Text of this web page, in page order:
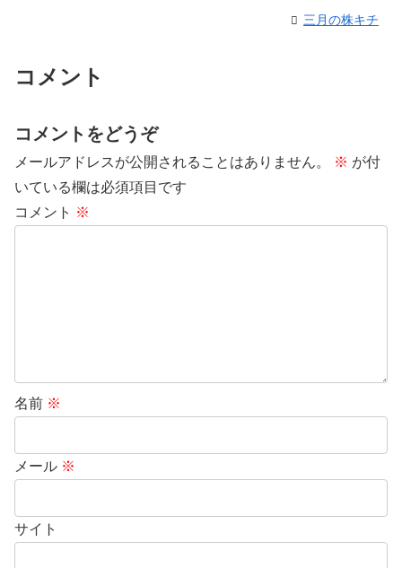
三月の株キチ
コメント
コメントをどうぞ
メールアドレスが公開されることはありません。 ※ が付
いている欄は必須項目です
コメント ※
名前 ※
メール ※
サイト